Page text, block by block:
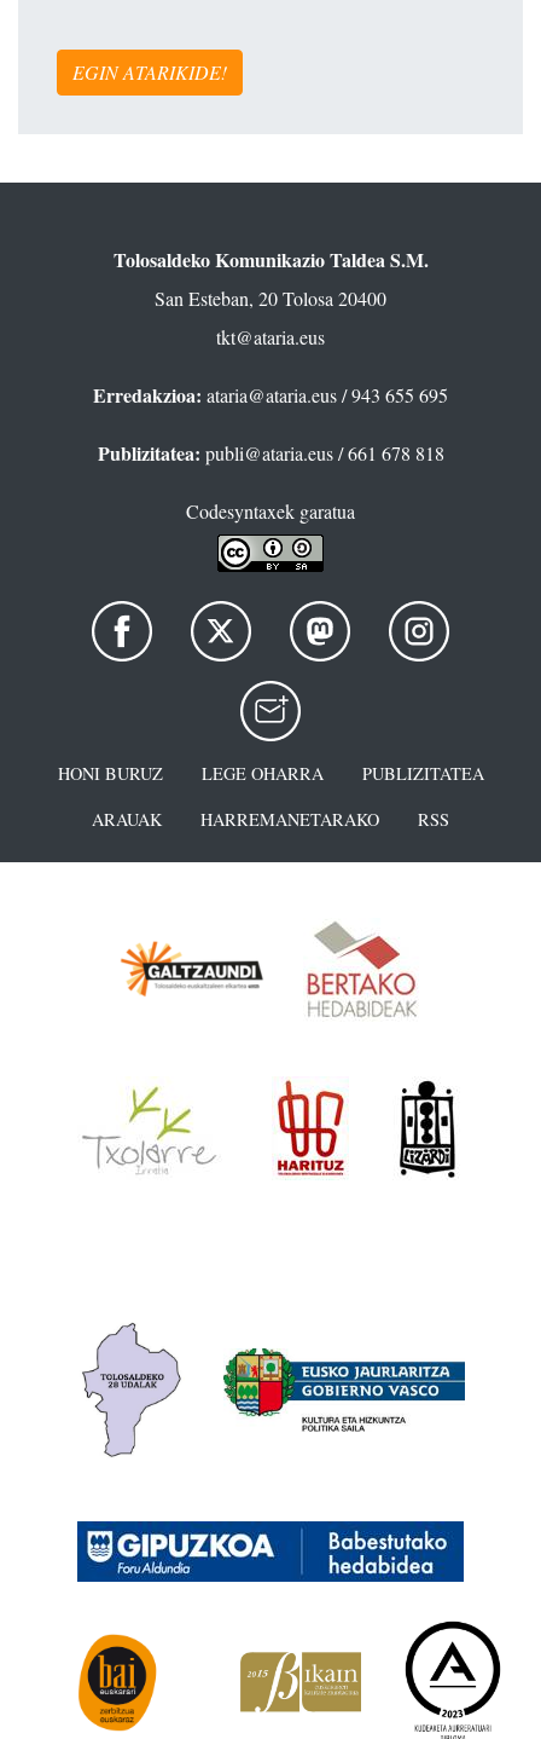
EGIN ATARIKIDE!
Tolosaldeko Komunikazio Taldea S.M.
San Esteban, 20 Tolosa 20400
tkt@ataria.eus
Erredakzioa: ataria@ataria.eus/ 943 655 695
Publizitatea: publi@ataria.eus/ 661 678 818
Codesyntaxek garatua
HONI BURUZ LEGE OHARRA
PUBLIZITATEA
ARAUAK
HARREMANETARAKO RSS